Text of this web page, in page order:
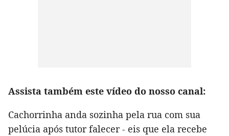
Assista também este vídeo do nosso canal:
Cachorrinha anda sozinha pela rua com sua
pelúcia após tutor falecer - eis que ela recebe